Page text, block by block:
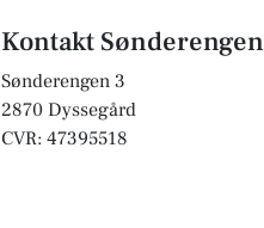
Kontakt
Sønderengen 3
2870 Dyssegård
CVR: 47395518